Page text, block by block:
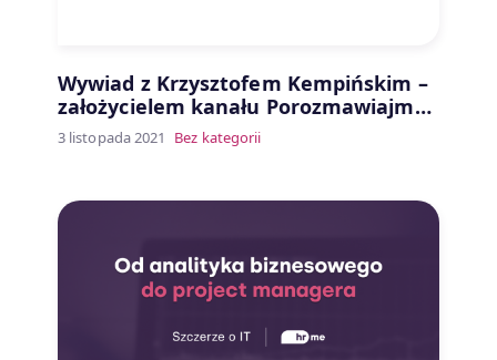
Wywiad z Krzysztofem Kempińskim –
założycielem kanału Porozmawiajmy
o IT
3 listopada 2021 Bez kategorii